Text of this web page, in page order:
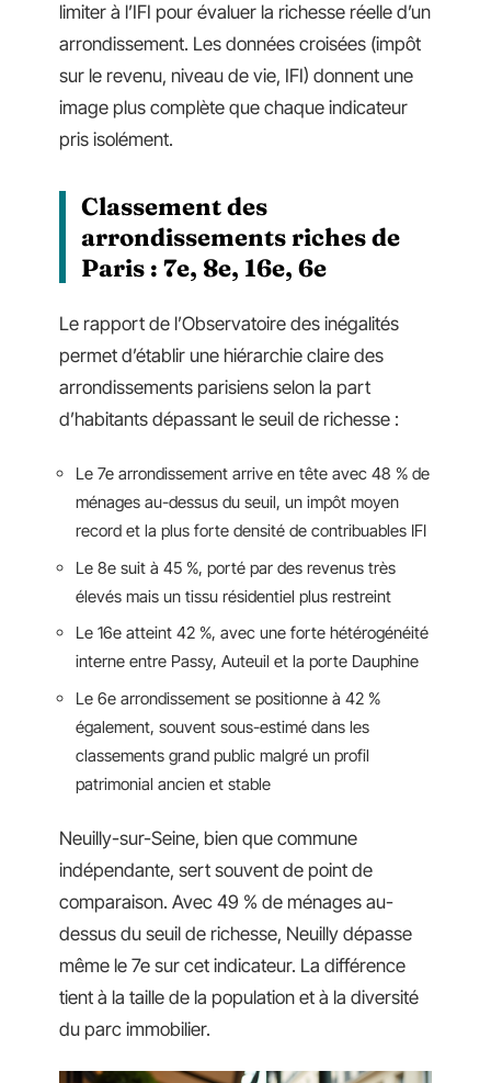
limiter à l’IFI pour évaluer la richesse réelle d’un
arrondissement. Les données croisées (impôt
sur le revenu, niveau de vie, IFI) donnent une
image plus complète que chaque indicateur
pris isolément.
Classement des
arrondissements riches de
Paris : 7e, 8e, 16e, 6e
Le rapport de l’Observatoire des inégalités
permet d’établir une hiérarchie claire des
arrondissements parisiens selon la part
d’habitants dépassant le seuil de richesse :
Le 7e arrondissement arrive en tête avec 48 % de
ménages au-dessus du seuil, un impôt moyen
record et la plus forte densité de contribuables IFI
Le 8e suit à 45 %, porté par des revenus très
élevés mais un tissu résidentiel plus restreint
Le 16e atteint 42 %, avec une forte hétérogénéité
interne entre Passy, Auteuil et la porte Dauphine
Le 6e arrondissement se positionne à 42 %
également, souvent sous-estimé dans les
classements grand public malgré un profil
patrimonial ancien et stable
Neuilly-sur-Seine, bien que commune
indépendante, sert souvent de point de
comparaison. Avec 49 % de ménages au-
dessus du seuil de richesse, Neuilly dépasse
même le 7e sur cet indicateur. La différence
tient à la taille de la population et à la diversité
du parc immobilier.